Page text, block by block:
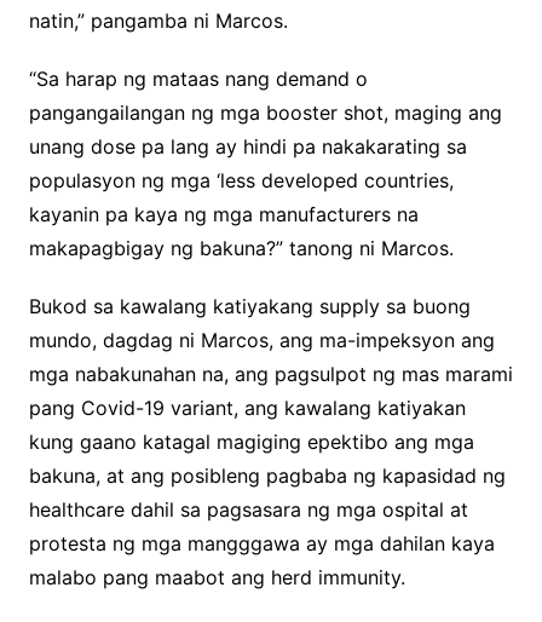
natin,” pangamba ni Marcos.
“Sa harap ng mataas nang demand o
pangangailangan ng mga booster shot, maging ang
unang dose pa lang ay hindi pa nakakarating sa
populasyon ng mga ‘less developed countries,
kayanin pa kaya ng mga manufacturers na
makapagbigay ng bakuna?” tanong ni Marcos.
Bukod sa kawalang katiyakang supply sa buong
mundo, dagdag ni Marcos, ang ma-impeksyon ang
mga nabakunahan na, ang pagsulpot ng mas marami
pang Covid-19 variant, ang kawalang katiyakan
kung gaano katagal magiging epektibo ang mga
bakuna, at ang posibleng pagbaba ng kapasidad ng
healthcare dahil sa pagsasara ng mga ospital at
protesta ng mga mangggawa ay mga dahilan kaya
malabo pang maabot ang herd immunity.